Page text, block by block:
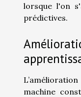
lorsque l'on
prédictives.
machine